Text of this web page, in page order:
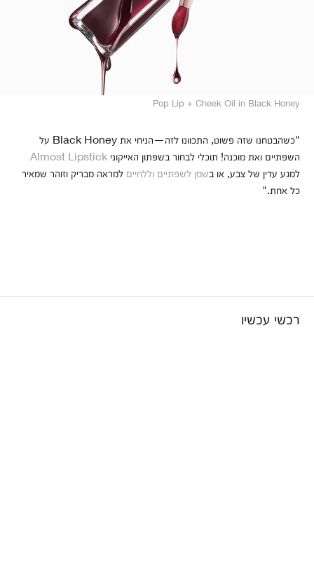
Pop Lip + Cheek Oil in Black Honey
"כשהבטחנו שזה פשוט, התכוונו לזה—הניחי את Black Honey על
השפתיים ואת מוכנה! תוכלי לבחור בשפתון האייקוני Almost Lipstick
למגע עדין של צבע, או בשמן לשפתיים וללחיים למראה מבריק וזוהר שמאיר
כל אחת."
רכשי עכשיו